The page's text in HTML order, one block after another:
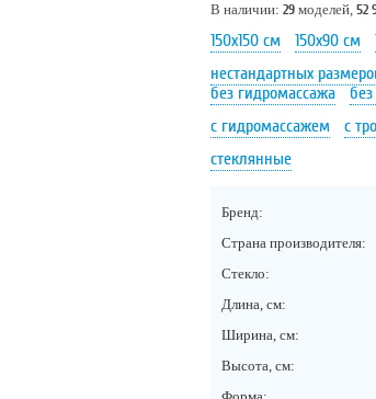
В наличии: 29 моделей, 52
150х150 см 150х90 см
нестандартных
без гидромассажа
с гидромассажем
с
стеклянные
Бренд:
Страна производителя:
Стекло:
Длина, см:
Ширина, см:
Высота, см: